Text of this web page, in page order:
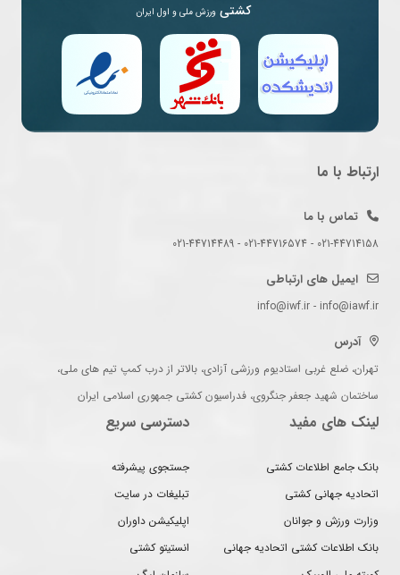
کشتی ورزش ملی و اول ایران
ارتباط با ما
تماس با ما
021-44714158 - 021-44716574 - 021-44714489
ایمیل های ارتباطی
info@iwf.ir - info@iawf.ir
آدرس
تهران، ضلع غربی استادیوم ورزشی آزادی، بالاتر از درب کمپ تیم های ملی،
ساختمان شهید جعفر جنگروی، فدراسیون کشتی جمهوری اسلامی ایران
لینک های مفید
بانک جامع اطلاعات کشتی
اتحادیه جهانی کشتی
وزارت ورزش و جوانان
بانک اطلاعات کشتی اتحادیه جهانی
دسترسی سریع
جستجوی پیشرفته
تبلیغات در سایت
اپلیکیشن داوران
انستیتو کشتی